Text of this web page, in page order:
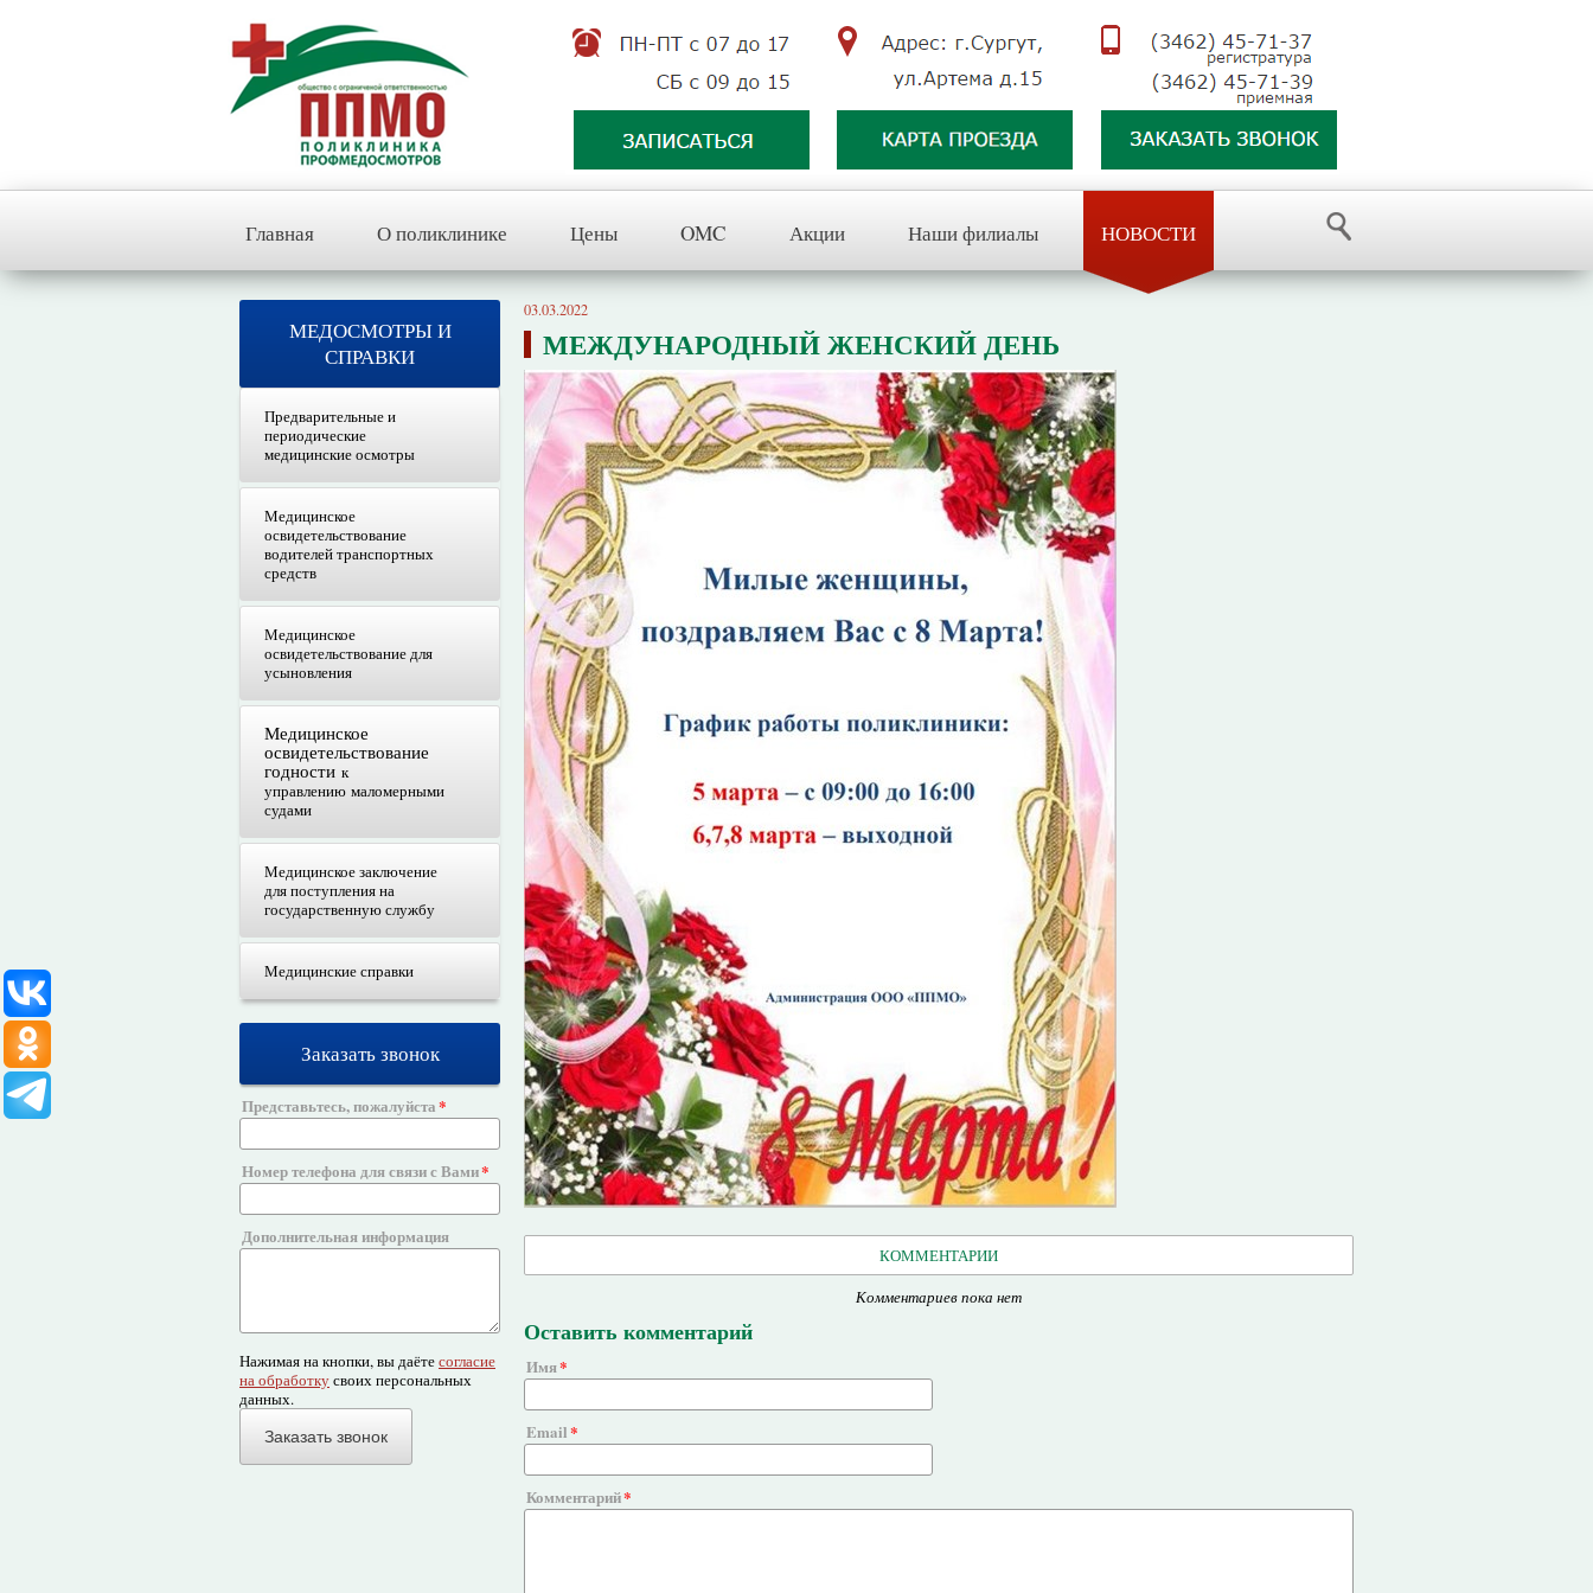
Главная О поликлинике Цены OMC Акции Наши филиалы НОВОСТИ
МЕДОСМОТРЫ И
СПРАВКИ
Предварительные и
периодические
медицинские осмотры
Медицинское
освидетельствование
водителей транспортных
средств
Медицинское
освидетельствование для
усыновления
Медицинское
освидетельствование
годности к
управлению маломерными
судами
Медицинское заключение
для поступления на
государственную службу
Медицинские справки
Заказать звонок
Представьтесь, пожалуйста
Номер телефона для связи с Вами
Дополнительная информация
Нажимая на кнопки, вы даётесогласие
на обработкусвоих персональных
данных.
Заказать звонок
03.03.2022
МЕЖДУНАРОДНЫЙ ЖЕНСКИЙ ДЕНЬ
КОММЕНТАРИИ
Комментариев пока нет
Оставить комментарий
Имя
Email
Комментарий